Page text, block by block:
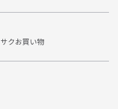
クお買い物